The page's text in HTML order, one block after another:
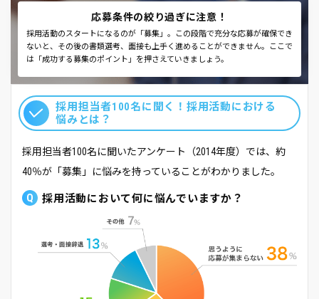
応募条件の絞り過ぎに注意！
採用活動のスタートになるのが「募集」。この段階で充分な応募が確保でき
ないと、その後の書類選考、面接も上手く進めることができません。ここで
は「成功する募集のポイント」を押さえていきましょう。
採用担当者100名に聞く！採用活動における
悩みとは？
採用担当者100名に聞いたアンケート（2014年度）では、約
40％が「募集」に悩みを持っていることがわかりました。
採用活動において何に悩んでいますか？